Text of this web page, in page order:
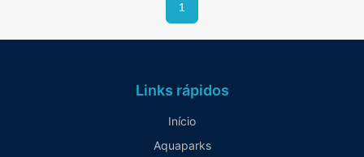
1
Links rápidos
Início
Aquaparks